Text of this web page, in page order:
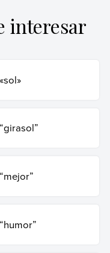
Palabras que
rimen-con-dolor/
interesar